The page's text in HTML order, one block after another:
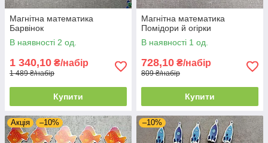
Магнітна математика
Барвінок
В наявності 2 од.
1 340,10 ₴/набір
1 489 ₴/набір
Купити
Магнітна математика
Помідори й огірки
В наявності 1 од.
728,10 ₴/набір
809 ₴/набір
Купити
Акція –10% –10%